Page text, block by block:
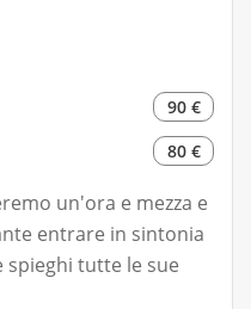
90 €
80 €
un'ora e mezza e
entrare in sintonia
spieghi tutte le sue
un'anamnesi